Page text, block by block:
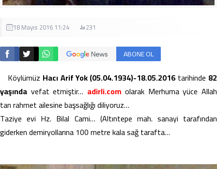
18 Mayıs 2016 11:24 231
ABONE OL
Köylümüz Hacı Arif Yok (05.04.1934)-18.05.2016 tarihinde 82
yaşında vefat etmiştir… adirli.com olarak Merhuma yüce Allah
tan rahmet ailesine başsağlığı diliyoruz…
Taziye evi Hz. Bilal Cami… (Altıntepe mah. sanayi tarafından
giderken demiryollarına 100 metre kala sağ tarafta…